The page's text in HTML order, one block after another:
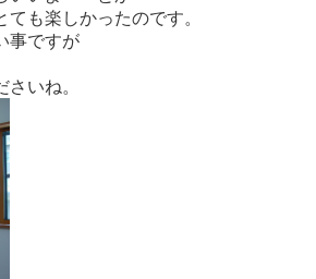
も楽しかったのです。
事ですが
いね。